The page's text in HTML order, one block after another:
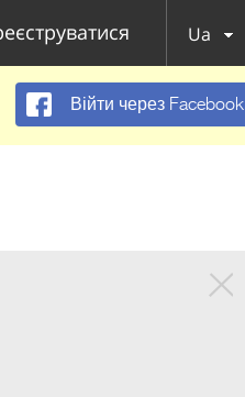
Ua
Війти через Facebook